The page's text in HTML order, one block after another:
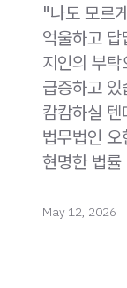
"나도 모르
억울하고
지인의 부
급증하고
캄캄하실
법무법인
현명한 법
May 12, 2026